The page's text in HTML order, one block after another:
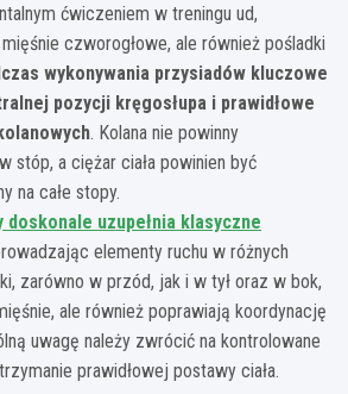
ćwiczeniem w treningu ud,
czworogłowe, ale również pośladki
wykonywania przysiadów kluczowe
pozycji kręgosłupa i prawidłowe
. Kolana nie powinny
stóp, a ciężar ciała powinien być
na całe stopy.
uzupełnia klasyczne
elementy ruchu w różnych
zarówno w przód, jak i w tył oraz w bok,
ale również poprawiają koordynację
uwagę należy zwrócić na kontrolowane
prawidłowej postawy ciała.